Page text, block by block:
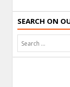
SEARCH ON